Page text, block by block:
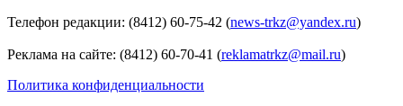
Телефон редакции: (8412) 60-75-42 (news-trkz@yandex.ru)
Реклама на сайте: (8412) 60-70-41 (reklamatrkz@mail.ru)
Политика конфиденциальности